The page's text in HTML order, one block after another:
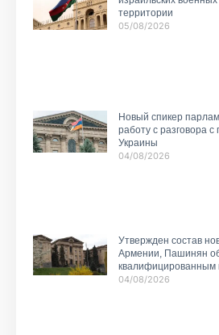
территории
05/08/2026
Новый спикер
работу с разговора
Украины
04/08/2026
Утвержден состав
Армении, Пашинян
квалифицированным
04/08/2026